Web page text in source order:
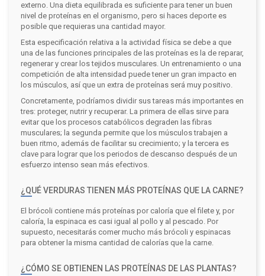
externo. Una dieta equilibrada es suficiente para tener un buen
nivel de proteínas en el organismo, pero si haces deporte es
posible que requieras una cantidad mayor.
Esta especificación relativa a la actividad física se debe a que
una de las funciones principales de las proteínas es la de reparar,
regenerar y crear los tejidos musculares. Un entrenamiento o una
competición de alta intensidad puede tener un gran impacto en
los músculos, así que un extra de proteínas será muy positivo.
Concretamente, podríamos dividir sus tareas más importantes en
tres: proteger, nutrir y recuperar. La primera de ellas sirve para
evitar que los procesos catabólicos degraden las fibras
musculares; la segunda permite que los músculos trabajen a
buen ritmo, además de facilitar su crecimiento; y la tercera es
clave para lograr que los periodos de descanso después de un
esfuerzo intenso sean más efectivos.
¿QUÉ VERDURAS TIENEN MÁS PROTEÍNAS QUE LA CARNE?
El brócoli contiene más proteínas por caloría que el filete y, por
caloría, la espinaca es casi igual al pollo y al pescado. Por
supuesto, necesitarás comer mucho más brócoli y espinacas
para obtener la misma cantidad de calorías que la carne.
¿CÓMO SE OBTIENEN LAS PROTEÍNAS DE LAS PLANTAS?